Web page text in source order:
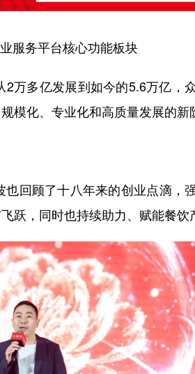
务平台核心功能板块
多亿发展到如今的5.6万亿，
模化、专业化和高质量发展的新
顾了十八年来的创业点滴，
跃，同时也持续助力、赋能餐饮